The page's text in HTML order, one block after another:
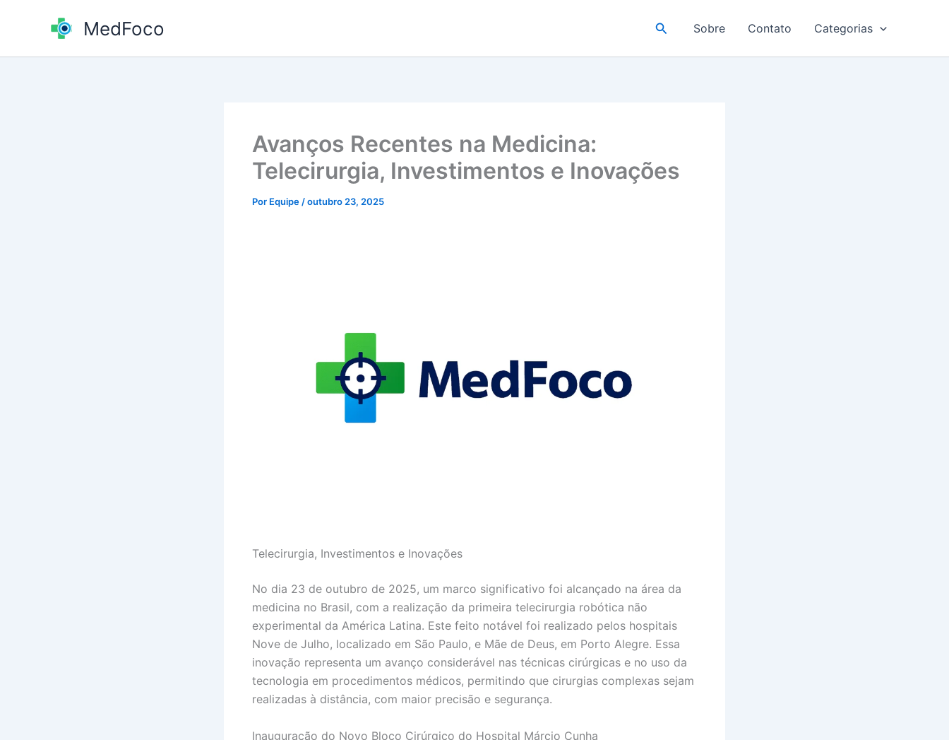
MedFoco Pesquisar
Sobre Contato Categorias
Avanços Recentes na Medicina:
Telecirurgia, Investimentos e Inovações
Por Equipe /outubro 23, 2025
Telecirurgia, Investimentos e Inovações
No dia 23 de outubro de 2025, um marco significativo foi alcançado na área da
medicina no Brasil, com a realização da primeira telecirurgia robótica não
experimental da América Latina. Este feito notável foi realizado pelos hospitais
Nove de Julho, localizado em São Paulo, e Mãe de Deus, em Porto Alegre. Essa
inovação representa um avanço considerável nas técnicas cirúrgicas e no uso da
tecnologia em procedimentos médicos, permitindo que cirurgias complexas sejam
realizadas à distância, com maior precisão e segurança.
Inauguração do Novo Bloco Cirúrgico do Hospital Márcio Cunha